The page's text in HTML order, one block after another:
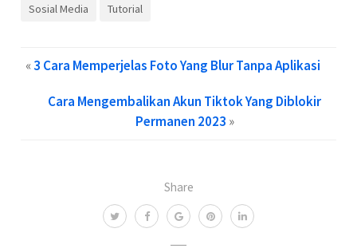
Share
Sosial Media Tutorial
«3 Cara Memperjelas Foto Yang Blur Tanpa Aplikasi
Cara Mengembalikan Akun Tiktok Yang Diblokir
Permanen 2023 »